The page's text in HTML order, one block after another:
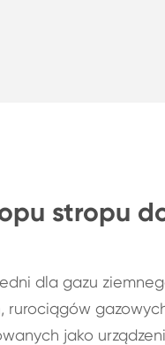
stropu
dla gazu
rurociągów
jako